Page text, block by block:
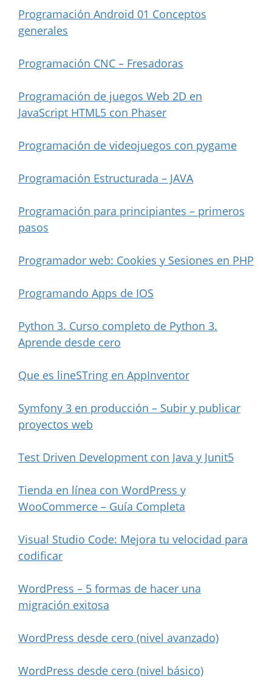
Programación Android 01 Conceptos
generales
Programación CNC – Fresadoras
Programación de juegos Web 2D en
JavaScript HTML5 con Phaser
Programación de videojuegos con pygame
Programación Estructurada – JAVA
Programación para principiantes – primeros
pasos
Programador web: Cookies y Sesiones en PHP
Programando Apps de IOS
Python 3. Curso completo de Python 3.
Aprende desde cero
Que es lineSTring en AppInventor
Symfony 3 en producción – Subir y publicar
proyectos web
Test Driven Development con Java y Junit5
Tienda en línea con WordPress y
WooCommerce – Guía Completa
Visual Studio Code: Mejora tu velocidad para
codificar
WordPress – 5 formas de hacer una
migración exitosa
WordPress desde cero (nivel avanzado)
WordPress desde cero (nivel básico)